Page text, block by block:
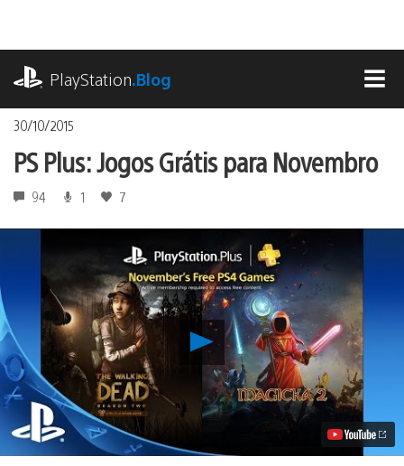
o
conteúdoPlayStation.Blog
30/10/2015
PS Plus: Jogos Grátis para Novembro
94 1 7
Reproduzir
PS
Plus:
Jogos
Grátis
para
Vídeo